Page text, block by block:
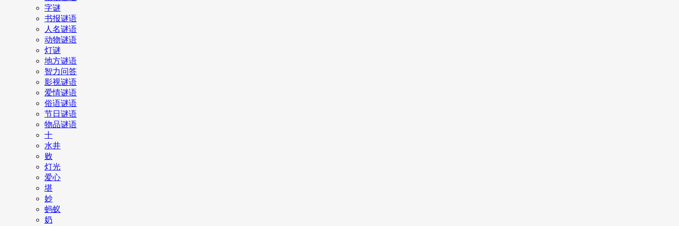
字谜
书报谜语
人名谜语
动物谜语
灯谜
地方谜语
智力问答
影视谜语
爱情谜语
俗语谜语
节日谜语
物品谜语
十
水井
败
灯光
爱心
堪
妙
蚂蚁
奶